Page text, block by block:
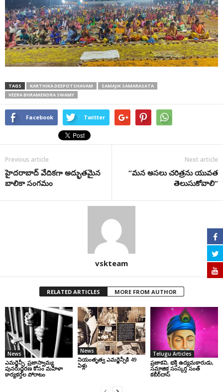
TAGS KARTHIKA DEEPOTSHAVAM
SAMAJIK SAMARASATA
VEERA BHRAMENDRA SWAMY
Facebook Twitter
Previous article
హైదరాబాద్ వేదికగా అద్భుతమైన
బాలికా సంగమం
Next article
“మ‌న అస‌లు చ‌రిత్ర‌ను యువ‌త
తెలుసుకోవాలి”
vskteam
RELATED ARTICLES MORE FROM AUTHOR
News
ఎమర్జెన్సీ: ప్రజాస్వామ్య
పునరుద్ధరణ కోసం మహిళా
కార్యకర్తల పోరాటం
News
నియంతృత్వ ఎమర్జెన్సీకి 49
ఏళ్లు
Telugu Articles
ప్రజాకవి, భక్తి ఉద్యమకారుడు,
సమాజిక సంస్కర్త సంత్‌
కబీర్‌దాస్‌